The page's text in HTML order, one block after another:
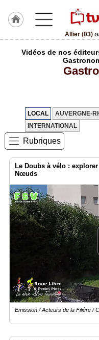
Allier (03)
J'adhère
TvLocale
France
Accueil
RUBRIQUES
Agenda
Gazette
Vidéos
Blogs
Prémium
annuaire
Vidéos de nos
LOCAL AUVERGNE-
INTERNATIONAL
Rubriques
Le Doubs à vélo :
Nœuds
Emission / Acteurs de la Filière /